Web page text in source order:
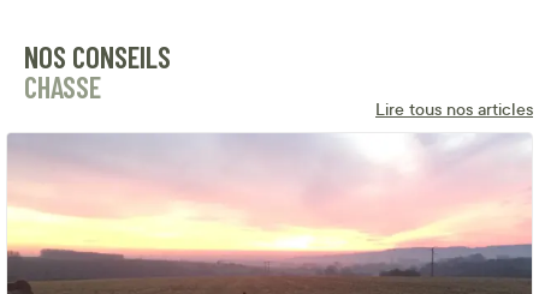
NOS CONSEILS
CHASSE
Lire tous nos articles